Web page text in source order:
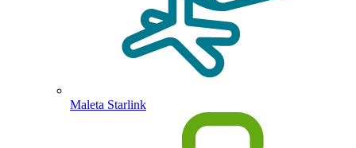
Maleta Starlink